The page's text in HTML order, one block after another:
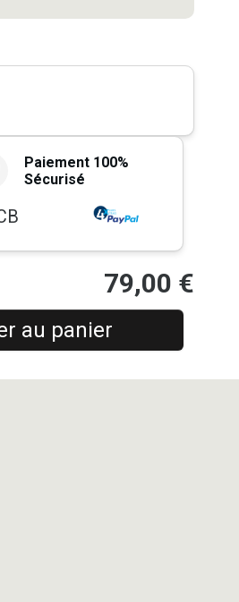
Paiement 100%
Sécurisé
79,00 €
au panier